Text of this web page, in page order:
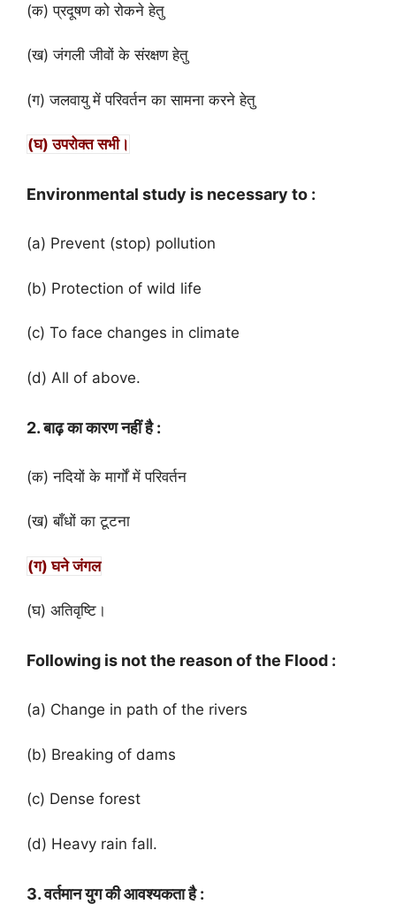
(क) प्रदूषण को रोकने हेतु
(ख) जंगली जीवों के संरक्षण हेतु
(ग) जलवायु में परिवर्तन का सामना करने हेतु
(घ) उपरोक्त सभी।
Environmental study is necessary to :
(a) Prevent (stop) pollution
(b) Protection of wild life
(c) To face changes in climate
(d) All of above.
2. बाढ़ का कारण नहीं है :
(क) नदियों के मार्गों में परिवर्तन
(ख) बाँधों का टूटना
(ग) घने जंगल
(घ) अतिवृष्टि।
Following is not the reason of the Flood :
(a) Change in path of the rivers
(b) Breaking of dams
(c) Dense forest
(d) Heavy rain fall.
3. वर्तमान युग की आवश्यकता है :